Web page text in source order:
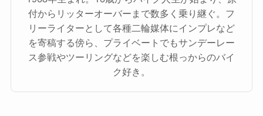
付からリッターオーバーまで数多く乗り継ぐ。フ
リーライターとして各種二輪媒体にインプレなど
を寄稿する傍ら、プライベートでもサンデーレー
ス参戦やツーリングなどを楽しむ根っからのバイ
ク好き。